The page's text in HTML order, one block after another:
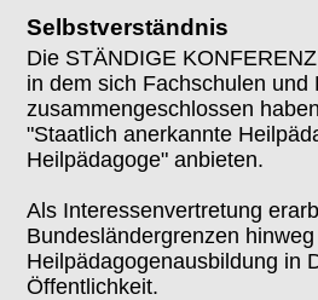
Selbstverständnis
Die STÄNDIGE
in dem sich Fachschulen und
zusammengeschlossen
"Staatlich anerkannte
Heilpädagoge" anbieten.
Als Interessenvertretung
Bundesländergrenzen
Heilpädagogenausbildung in
Öffentlichkeit.